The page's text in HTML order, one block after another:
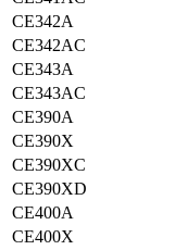
CE342A
CE342AC
CE343A
CE343AC
CE390A
CE390X
CE390XC
CE390XD
CE400A
CE400X